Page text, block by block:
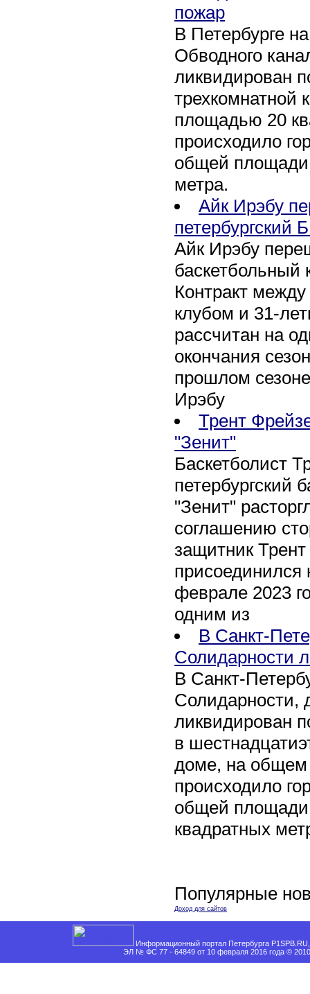
пожар
В Петербурге
Обводного
ликвидирован
трехкомнатной
площадью 20
происходило
общей площади
метра.
Айк Ирэбу
петербургский
Айк Ирэбу
баскетбольный
Контракт между
клубом и 31-
рассчитан на
окончания
прошлом
Ирэбу
Трент
"Зенит"
Баскетболист
петербургский
"Зенит"
соглашению
защитник
присоединился
феврале 2023
одним из
В Санкт-
Солидарности
В Санкт-
Солидарности,
ликвидирован
в
доме, на общем
происходило
общей площади
квадратных
Популярные
Доход для сайтов
Информационный портал Петербурга
ЭЛ № ФС 77 - 64849 от 10 февраля 2016 года ©